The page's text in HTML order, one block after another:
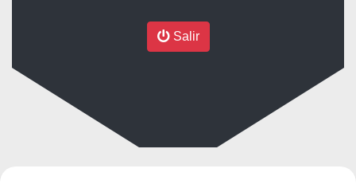
Salir